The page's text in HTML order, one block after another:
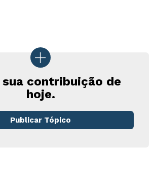
sua contribuição de
hoje.
Publicar Tópico